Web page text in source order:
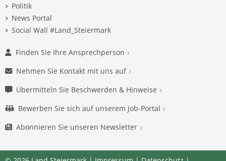
Politik
News Portal
Social Wall #Land_Steiermark
Finden Sie Ihre Ansprechperson
Nehmen Sie Kontakt mit uns auf
Übermitteln Sie Beschwerden & Hinweise
Bewerben Sie sich auf unserem Job-Portal
Abonnieren Sie unseren Newsletter